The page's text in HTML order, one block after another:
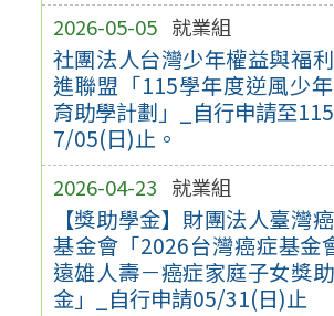
2026-05-05 就業組
社團法人台灣少年權益與福
進聯盟「115學年度逆風少
育助學計劃」_自行申請至
7/05(日)止。
2026-04-23 就業組
【獎助學金】財團法人臺灣
基金會「2026台灣癌症基金
遠雄人壽－癌症家庭子女獎
金」_自行申請05/31(日)止